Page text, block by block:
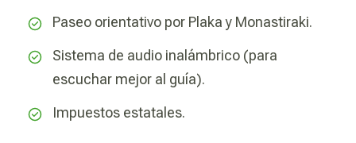
Paseo orientativo por Plaka y Monastiraki.
Sistema de audio inalámbrico (para
escuchar mejor al guía).
Impuestos estatales.